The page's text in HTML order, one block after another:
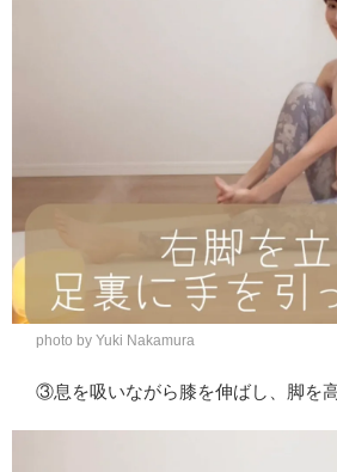
photo by Yuki Nakamura
③息を吸いながら膝を伸ばし、脚を